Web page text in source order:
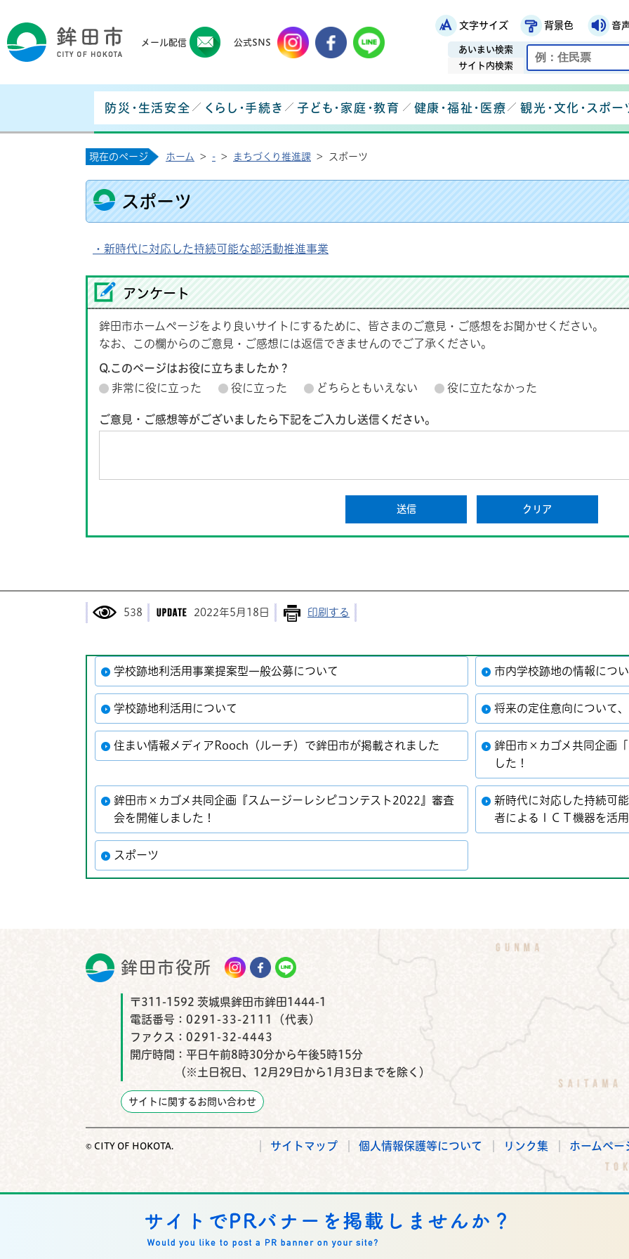
鉾田市役所ホームページ文字サイズ 背景色 音
あいまい検索
サイト内検索
メール配信
鉾田市メールマガジン
公式SNS
鉾田市公式Instagram
鉾田市公式Facebook
鉾田市公式LINE
防災・生活安全 くらし・手続き 子ども・家庭・教育 健康・福祉・医療 観光・文化・スポー
現在のページ ホーム > - > まちづくり推進課 > スポーツ
スポーツ
・新時代に対応した持続可能な部活動推進事業
アンケート
鉾田市ホームページをより良いサイトにするために、皆さまのご意見・ご感想をお聞かせください。
なお、この欄からのご意見・ご感想には返信できませんのでご了承ください。
Q.このページはお役に立ちましたか？
非常に役に立った
役に立った どちらともいえない 役に立たなかった
ご意見・ご感想等がございましたら下記をご入力し送信ください。
538 2022年5月18日 印刷する
学校跡地利活用事業提案型一般公募について 市内学校跡地の情報につ
学校跡地利活用について 将来の定住意向について
住まい情報メディアRooch（ルーチ）で鉾田市が掲載されました
鉾田市×カゴメ共同企画
した！
鉾田市×カゴメ共同企画『スムージーレシピコンテスト2022』審査
会を開催しました！
新時代に対応した持続可
者によるＩＣＴ機器を活
スポーツ
鉾田市役所 鉾田市公式Instagram
鉾田市公式Facebook
鉾田市公式LINE
〒311-1592 茨城県鉾田市鉾田1444-1
電話番号： 0291-33-2111（代表）
ファクス： 0291-32-4443
開庁時間： 平日午前8時30分から午後5時15分
（※土日祝日、12月29日から1月3日までを除く）
サイトに関するお問い合わせ
© CITY OF HOKOTA. サイトマップ 個人情報保護等について リンク集 ホームペー